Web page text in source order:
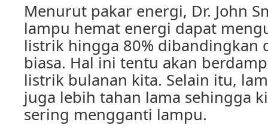
Menurut pakar energi, Dr. John
lampu hemat energi dapat
listrik hingga 80% dibandingkan
biasa. Hal ini tentu akan
listrik bulanan kita. Selain itu,
juga lebih tahan lama sehingga
sering mengganti lampu.